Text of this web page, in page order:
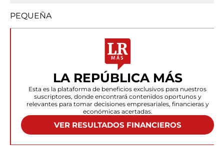
PEQUEÑA
LA REPÚBLICA MÁS
Esta es la plataforma de beneficios exclusivos para nuestros
suscriptores, donde encontrará contenidos oportunos y
relevantes para tomar decisiones empresariales, financieras y
económicas acertadas.
VER RESULTADOS FINANCIEROS